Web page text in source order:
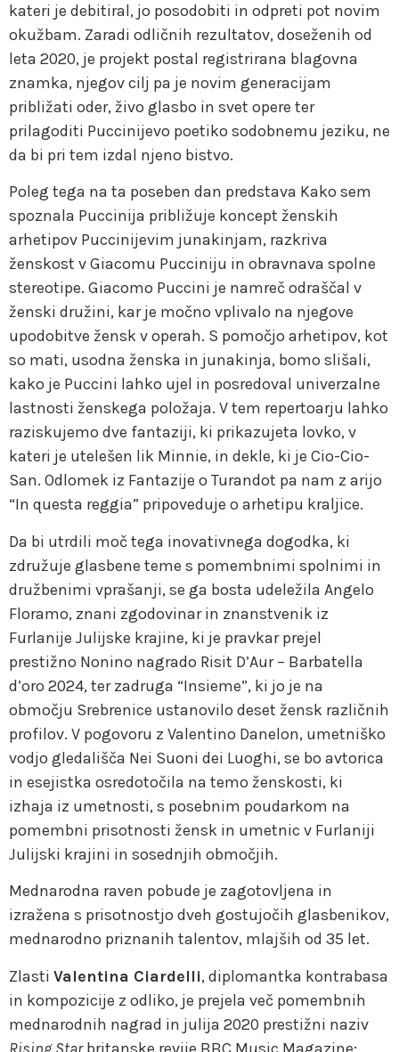
kateri je debitiral, jo posodobiti in odpreti pot novim
okužbam. Zaradi odličnih rezultatov, doseženih od
leta 2020, je projekt postal registrirana blagovna
znamka, njegov cilj pa je novim generacijam
približati oder, živo glasbo in svet opere ter
prilagoditi Puccinijevo poetiko sodobnemu jeziku, ne
da bi pri tem izdal njeno bistvo.
Poleg tega na ta poseben dan predstava Kako sem
spoznala Puccinija približuje koncept ženskih
arhetipov Puccinijevim junakinjam, razkriva
ženskost v Giacomu Pucciniju in obravnava spolne
stereotipe. Giacomo Puccini je namreč odraščal v
ženski družini, kar je močno vplivalo na njegove
upodobitve žensk v operah. S pomočjo arhetipov, kot
so mati, usodna ženska in junakinja, bomo slišali,
kako je Puccini lahko ujel in posredoval univerzalne
lastnosti ženskega položaja. V tem repertoarju lahko
raziskujemo dve fantaziji, ki prikazujeta lovko, v
kateri je utelešen lik Minnie, in dekle, ki je Cio-Cio-
San. Odlomek iz Fantazije o Turandot pa nam z arijo
“In questa reggia” pripoveduje o arhetipu kraljice.
Da bi utrdili moč tega inovativnega dogodka, ki
združuje glasbene teme s pomembnimi spolnimi in
družbenimi vprašanji, se ga bosta udeležila Angelo
Floramo, znani zgodovinar in znanstvenik iz
Furlanije Julijske krajine, ki je pravkar prejel
prestižno Nonino nagrado Risit D’Aur – Barbatella
d’oro 2024, ter zadruga “Insieme”, ki jo je na
območju Srebrenice ustanovilo deset žensk različnih
profilov. V pogovoru z Valentino Danelon, umetniško
vodjo gledališča Nei Suoni dei Luoghi, se bo avtorica
in esejistka osredotočila na temo ženskosti, ki
izhaja iz umetnosti, s posebnim poudarkom na
pomembni prisotnosti žensk in umetnic v Furlaniji
Julijski krajini in sosednjih območjih.
Mednarodna raven pobude je zagotovljena in
izražena s prisotnostjo dveh gostujočih glasbenikov,
mednarodno priznanih talentov, mlajših od 35 let.
Zlasti Valentina Ciardelli, diplomantka kontrabasa
in kompozicije z odliko, je prejela več pomembnih
mednarodnih nagrad in julija 2020 prestižni naziv
Rising Starbritanske revije BBC Music Magazine;